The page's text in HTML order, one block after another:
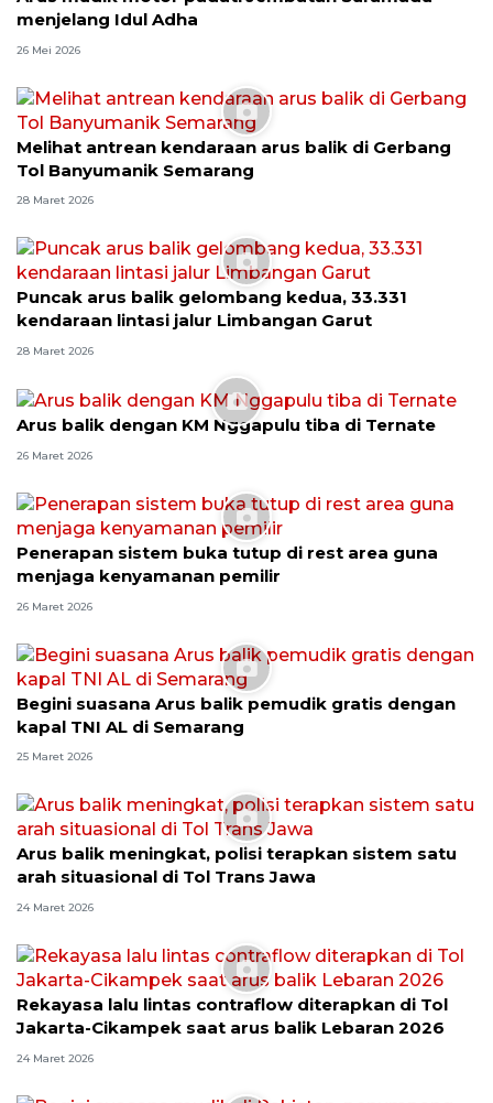
menjelang Idul Adha
26 Mei 2026
Melihat antrean kendaraan arus balik di Gerbang
Tol Banyumanik Semarang
28 Maret 2026
Puncak arus balik gelombang kedua, 33.331
kendaraan lintasi jalur Limbangan Garut
28 Maret 2026
Arus balik dengan KM Nggapulu tiba di Ternate
26 Maret 2026
Penerapan sistem buka tutup di rest area guna
menjaga kenyamanan pemilir
26 Maret 2026
Begini suasana Arus balik pemudik gratis dengan
kapal TNI AL di Semarang
25 Maret 2026
Arus balik meningkat, polisi terapkan sistem satu
arah situasional di Tol Trans Jawa
24 Maret 2026
Rekayasa lalu lintas contraflow diterapkan di Tol
Jakarta-Cikampek saat arus balik Lebaran 2026
24 Maret 2026